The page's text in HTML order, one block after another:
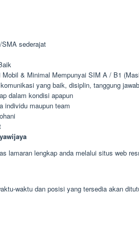
sederajat
Mobil & Minimal Mempunyai SIM A / B1
yang baik, disiplin, tanggung
dalam kondisi apapun
individu maupun team
lamaran lengkap anda melalui situs web
waktu dan posisi yang tersedia akan